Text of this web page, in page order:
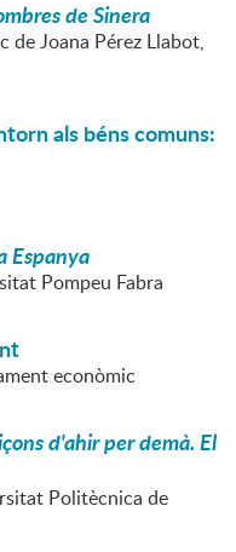
de Sinera
de Joana Pérez Llabot,
als béns comuns:
Espanya
Pompeu Fabra
econòmic
d'ahir per demà. El
Politècnica de